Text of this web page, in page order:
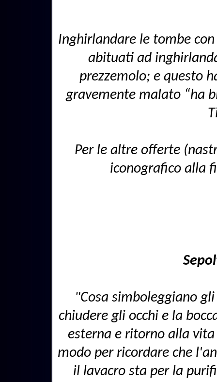
Inghirlandare le tombe
abituati ad
prezzemolo; e questo
gravemente malato “ha
Per le altre offerte
iconografico alla
"Cosa simboleggiano
chiudere gli occhi e la
esterna e ritorno alla
modo per ricordare che
il lavacro sta per la